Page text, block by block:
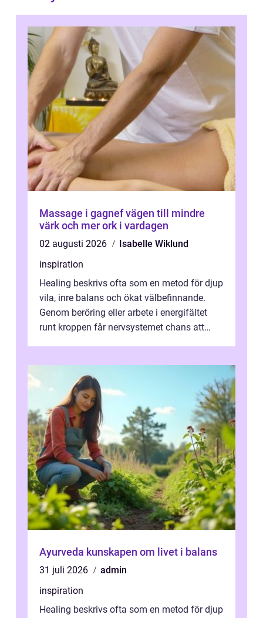
Massage i gagnef vägen till mindre
värk och mer ork i vardagen
02 augusti 2026
Isabelle Wiklund
inspiration
Healing beskrivs ofta som en metod för djup
vila, inre balans och ökat välbefinnande.
Genom beröring eller arbete i energifältet
runt kroppen får nervsystemet chans att
Ayurveda kunskapen om livet i balans
31 juli 2026
admin
inspiration
Healing beskrivs ofta som en metod för djup